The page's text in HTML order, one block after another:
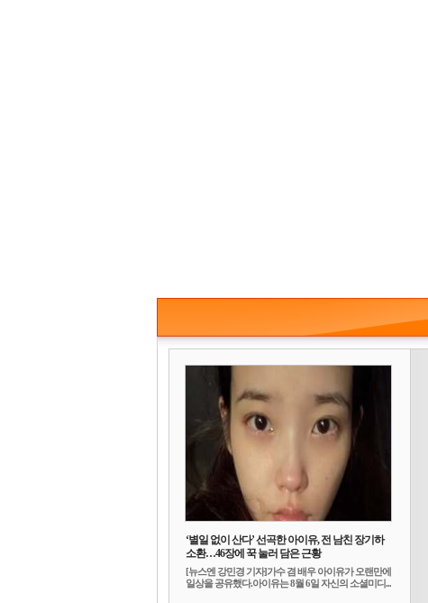
‘별일 없이 산다’ 선곡한 아이유, 전 남친 장기하
소환…46장에 꾹 눌러 담은 근황
[뉴스엔 강민경 기자]가수 겸 배우 아이유가 오랜만에
일상을 공유했다.아이유는 8월 6일 자신의 소셜미디...